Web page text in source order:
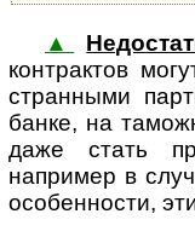
▲
кон­т­рак­тов
стран­ны­ми
банке, на
даже стать
например в
особенности,